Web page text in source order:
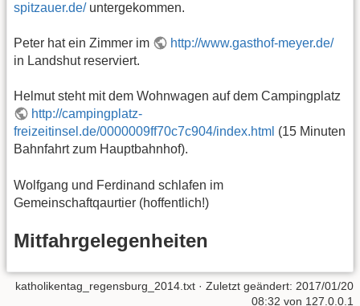
spitzauer.de/untergekommen.
Peter hat ein Zimmer im
http://www.gasthof-meyer.de/
in Landshut reserviert.
Helmut steht mit dem Wohnwagen auf dem Campingplatz
http://campingplatz-
freizeitinsel.de/0000009ff70c7c904/index.html (15 Minuten
Bahnfahrt zum Hauptbahnhof).
Wolfgang und Ferdinand schlafen im
Gemeinschaftqaurtier (hoffentlich!)
Mitfahrgelegenheiten
katholikentag_regensburg_2014.txt · Zuletzt geändert: 2017/01/20
08:32 von 127.0.0.1